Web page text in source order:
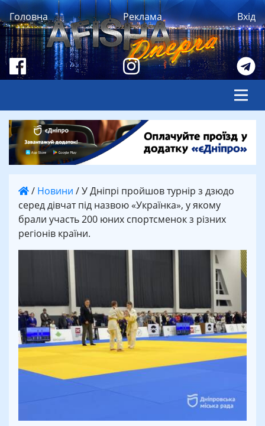
Головна Реклама Вхід
/ Новини /У Дніпрі пройшов турнір з дзюдо
серед дівчат під назвою «Українка», у якому
брали участь 200 юних спортсменок з різних
регіонів країни.